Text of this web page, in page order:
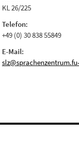
KL 26/225
Telefon:
+49 (0) 30 838 55849
E-Mail: